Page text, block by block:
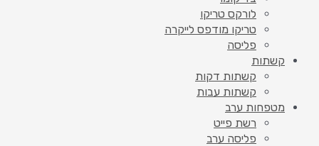
לורקס טריקו
טריקו מודפס לייקרה
פליסה
קשתות
קשתות דקות
קשתות עבות
מטפחות ערב
רשת פייט
פליסה ערב